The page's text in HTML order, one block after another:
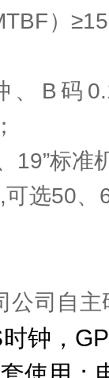
）
B码
19”标准
选50
公司自
时钟，